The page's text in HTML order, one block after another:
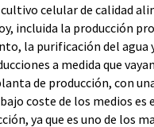
celular de calidad
incluida la producción
la purificación del agua
a medida que
de producción, con
coste de los medios es
ya que es uno de los